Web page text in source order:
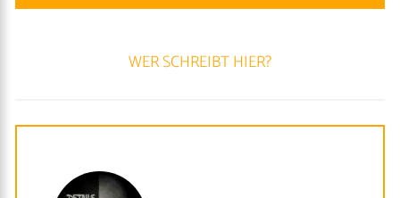
WER SCHREIBT HIER?